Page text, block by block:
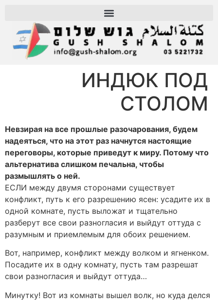
ИНДЮК ПОД
СТОЛОМ
Невзирая на все прошлые разочарования, будем
надеяться, что на этот раз начнутся настоящие
переговоры, которые приведут к миру. Потому что
альтернатива слишком печальна, чтобы
размышлять о ней.
ЕСЛИ между двумя сторонами существует
конфликт, путь к его разрешению ясен: усадите их в
одной комнате, пусть выложат и тщательно
разберут все свои разногласия и выйдут оттуда с
разумным и приемлемым для обоих решением.
Вот, например, конфликт между волком и ягненком.
Посадите их в одну комнату, пусть там разрешат
свои разногласия и выйдут оттуда…
Минутку! Вот из комнаты вышел волк, но куда делся